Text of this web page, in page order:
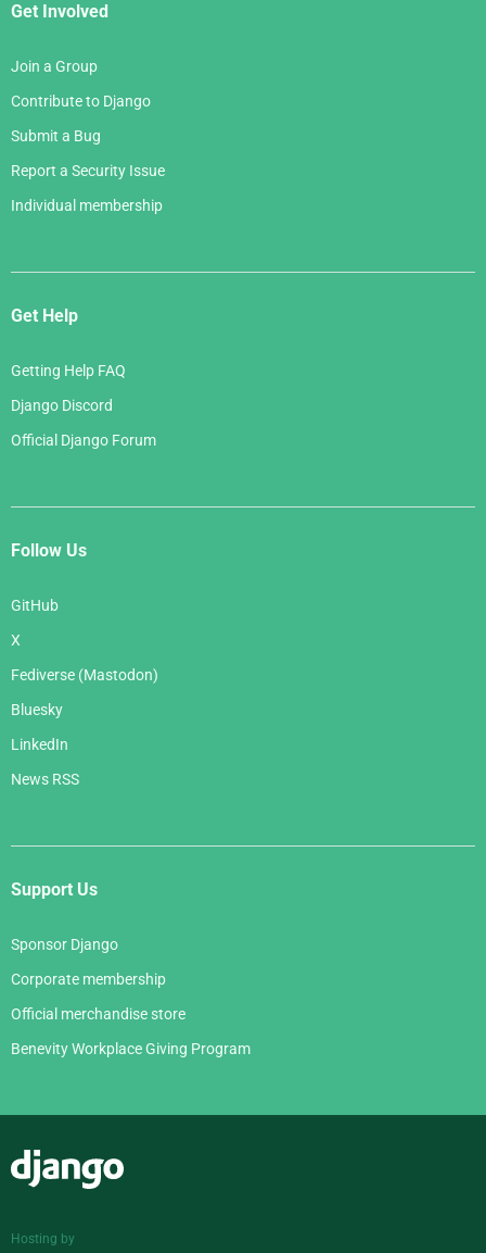
Get Involved
Join a Group
Contribute to Django
Submit a Bug
Report a Security Issue
Individual membership
Get Help
Getting Help FAQ
Django Discord
Official Django Forum
Follow Us
GitHub
X
Fediverse (Mastodon)
Bluesky
LinkedIn
News RSS
Support Us
Sponsor Django
Corporate membership
Official merchandise store
Benevity Workplace Giving Program
Hosting by